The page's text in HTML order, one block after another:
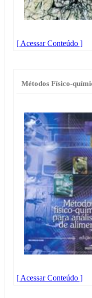
[ Acessar Conteúdo ]
Métodos Físico-
[ Acessar Conteúdo ]